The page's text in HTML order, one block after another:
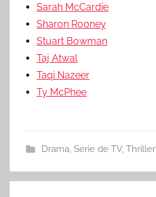
Sarah McCardie
Sharon Rooney
Stuart Bowman
Taj Atwal
Taqi Nazeer
Ty McPhee
Drama, Serie de TV, Thriller